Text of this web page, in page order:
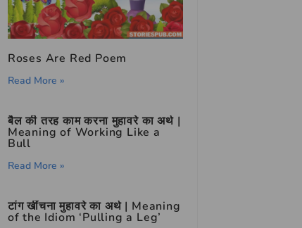
Roses Are Red Poem
Read More »
बैल की तरह काम करना मुहावरे का अर्थ |
Meaning of Working Like a
Bull
Read More »
टांग खींचना मुहावरे का अर्थ | Meaning
of the Idiom ‘Pulling a Leg’